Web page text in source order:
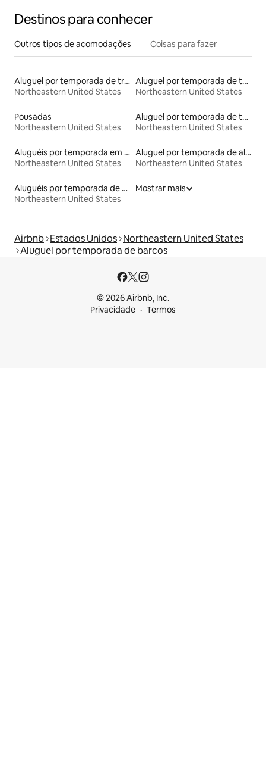
Destinos para conhecer
Outros tipos de acomodações Coisas para fazer
Aluguel por temporada de trens
Northeastern United States
Aluguel por temporada de townhouses
Northeastern United States
Pousadas
Northeastern United States
Aluguel por temporada de tendas
Northeastern United States
Aluguéis por temporada em resorts
Northeastern United States
Aluguel por temporada de alojamentos ecológicos
Northeastern United States
Aluguéis por temporada de acomodações de luxo
Northeastern United States
Mostrar mais
Airbnb Estados Unidos Northeastern United States
Aluguel por temporada de barcos
© 2026 Airbnb, Inc.
Privacidade
Termos